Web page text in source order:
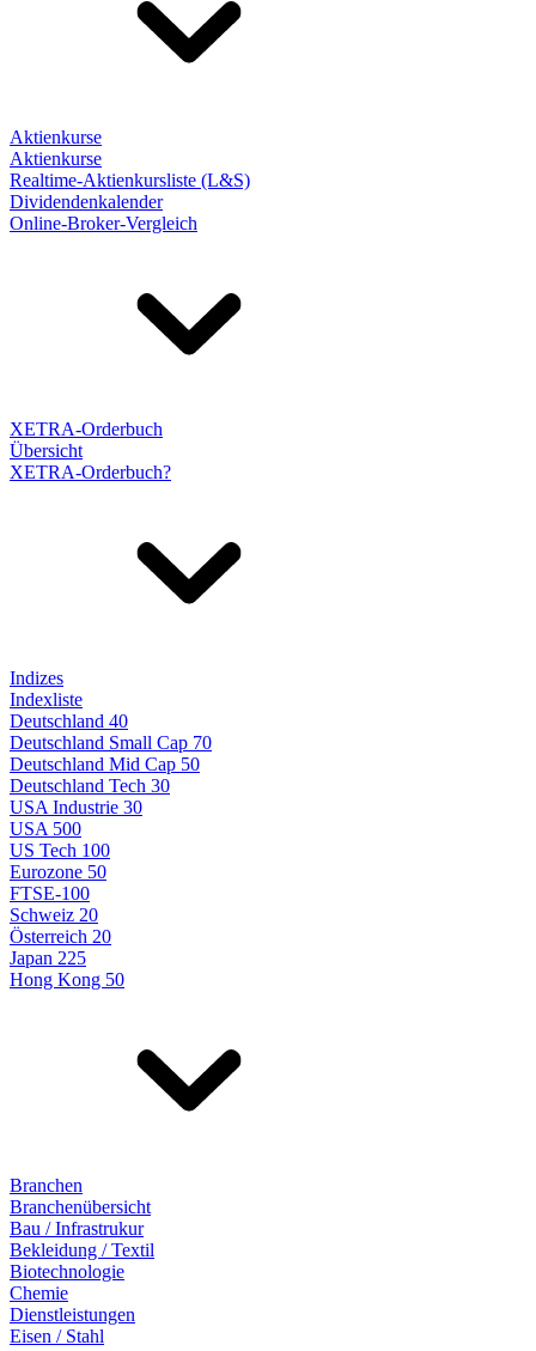
Aktienkurse
Aktienkurse
Realtime-Aktienkursliste (L&S)
Dividendenkalender
Online-Broker-Vergleich
XETRA-Orderbuch
Übersicht
XETRA-Orderbuch?
Indizes
Indexliste
Deutschland 40
Deutschland Small Cap 70
Deutschland Mid Cap 50
Deutschland Tech 30
USA Industrie 30
USA 500
US Tech 100
Eurozone 50
FTSE-100
Schweiz 20
Österreich 20
Japan 225
Hong Kong 50
Branchen
Branchenübersicht
Bau / Infrastrukur
Bekleidung / Textil
Biotechnologie
Chemie
Dienstleistungen
Eisen / Stahl